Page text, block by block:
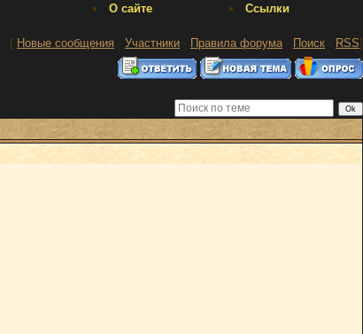
О сайте Ссылки
[ Новые сообщения · Участники · Правила форума· Поиск · RSS]